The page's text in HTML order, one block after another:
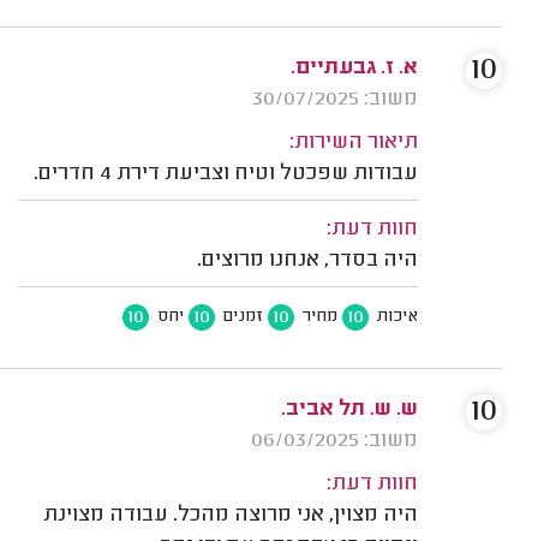
א. ז. גבעתיים.
משוב: 30/07/2025
תיאור השירות:
עבודות שפכטל וטיח וצביעת דירת 4 חדרים.
חוות דעת:
היה בסדר, אנחנו מרוצים.
איכות 10 מחיר 10 זמנים 10 יחס 10
10
ש. ש. תל אביב.
משוב: 06/03/2025
חוות דעת:
היה מצוין, אני מרוצה מהכל. עבודה מצוינת
10